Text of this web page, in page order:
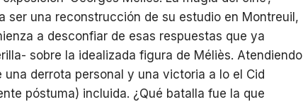
ser una reconstrucción de su estudio en Montreuil,
a desconfiar de esas respuestas que ya
sobre la idealizada figura de Méliès. Atendiendo
derrota personal y una victoria a lo el Cid
póstuma) incluida. ¿Qué batalla fue la que